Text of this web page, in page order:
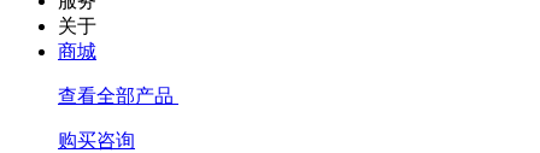
关于
商城
查看全部产品
购买咨询